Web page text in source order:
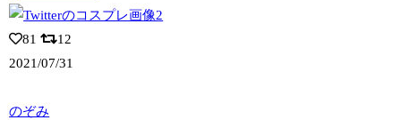
81
12
2021/07/31
のぞみ